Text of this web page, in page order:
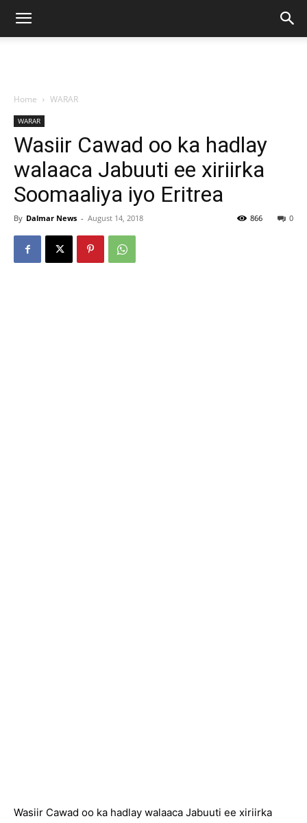
Home WARAR
WARAR
Wasiir Cawad oo ka hadlay
walaaca Jabuuti ee xiriirka
Soomaaliya iyo Eritrea
By Dalmar News - August 14, 2018 0
866
Wasiir Cawad oo ka hadlay walaaca Jabuuti ee xiriirka